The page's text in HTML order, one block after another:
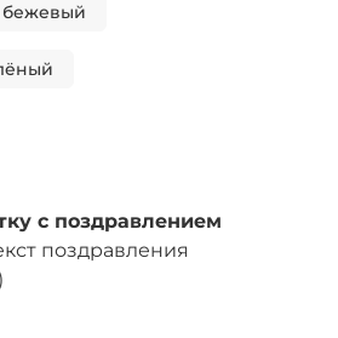
бежевый
с поздравлением
поздравления